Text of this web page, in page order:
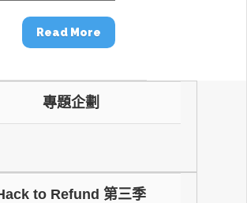
Read More
專題企劃
to Refund 第三季